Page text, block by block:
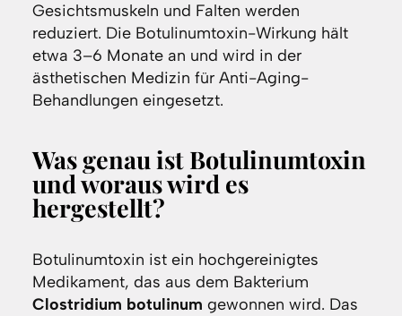
Gesichtsmuskeln und Falten werden
reduziert. Die Botulinumtoxin-Wirkung hält
etwa 3–6 Monate an und wird in der
ästhetischen Medizin für Anti-Aging-
Behandlungen eingesetzt.
Was genau ist Botulinumtoxin
und woraus wird es
hergestellt?
Botulinumtoxin ist ein hochgereinigtes
Medikament, das aus dem Bakterium
Clostridium botulinum gewonnen wird. Das